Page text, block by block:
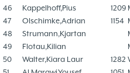
46
Kappelhoff,Pius 1209
47
Olschimke,Adrian 1154
48
Strumann,Kjartan
49
Flotau,Kilian
50
Walter,Kiara Laur 1282